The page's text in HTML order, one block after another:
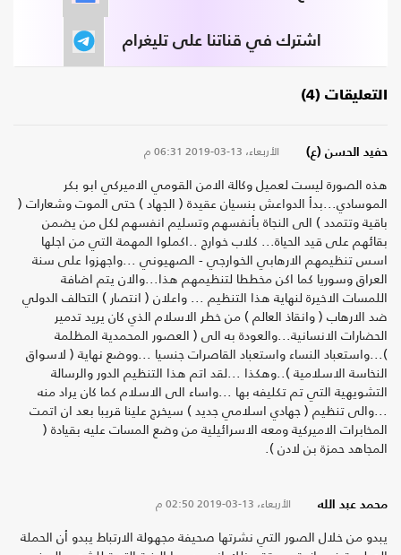
اشترك في قناتنا على تليغرام
التعليقات (4)
حفيد الحسن (ع) الأربعاء، 13-03-2019 06:31 م
هذه الصورة ليست لعميل وكالة الامن القومي الاميركي ابو بكر
الموسادي...بدأ الدواعش بنسيان عقيدة ( الجهاد ) حتى الموت وشعارات (
باقية وتتمدد ) الى النجاة بأنفسهم وتسليم انفسهم لكل من يضمن
بقائهم على قيد الحياة... كلاب خوارج ..اكملوا المهمة التي من اجلها
اسس تنظيمهم الارهابي الخوارجي - الصهيوني ...واجهزوا على سنة
العراق وسوريا كما اكن مخططا لتنظيمهم هذا...والان يتم اضافة
اللمسات الاخيرة لنهاية هذا التنظيم ... واعلان ( انتصار ) التحالف الدولي
ضد الارهاب ( وانقاذ العالم ) من خطر الاسلام الذي كان يريد تدمير
الحضارات الانسانية...والعودة به الى ( العصور المحمدية المظلمة
)...واستعباد النساء واستعباد القاصرات جنسيا ...ووضع نهاية ( لاسواق
النخاسة الاسلامية )..وهكذا ...لقد اتم هذا التنظيم الدور والرسالة
التشويهية التي تم تكليفه بها ...واساء الى الاسلام كما كان يراد منه
...والى تنظيم ( جهادي اسلامي جديد ) سيخرج علينا قريبا بعد ان اتمت
المخابرات الاميركية ومعه الاسرائيلية من وضع المسات عليه بقيادة (
المجاهد حمزة بن لادن ).
محمد عبد الله الأربعاء، 13-03-2019 02:50 م
يبدو من خلال الصور التي نشرتها صحيفة مجهولة الارتباط يبدو أن الحملة